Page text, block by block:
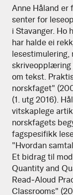
Anne
Håland
Anne Håland er
senter for
i Stavanger. Ho
har halde ei
lesestimulering,
skriveopplæring
om tekst.
norskfaget"
(1. utg 2016).
vitskaplege
norskfagets
fagspesifikk
"Hvordan
Et bidrag til
Quantity and
Read‑Aloud
Classrooms"